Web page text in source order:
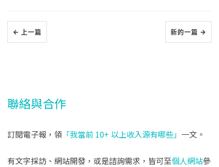
← 上一篇 新的一篇 →
聯絡與合作
訂閱電子報，領 「我當前 10+ 以上收入源有哪些」 一文。
有文字採訪、網站開發，或是諮詢需求，皆可至個人網站參